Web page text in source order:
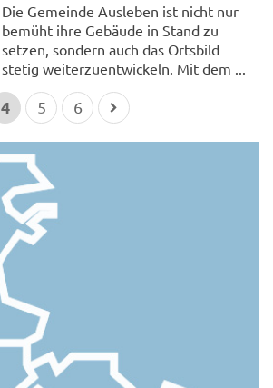
Die Gemeinde Ausleben ist nicht nur
bemüht ihre Gebäude in Stand zu
setzen, sondern auch das Ortsbild
stetig weiterzuentwickeln. Mit dem ...
4 5 6